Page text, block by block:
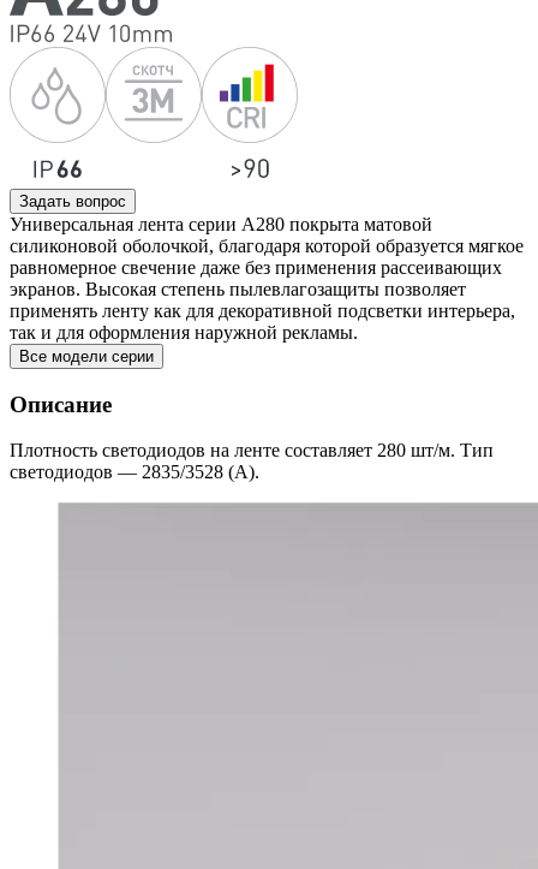
Задать вопрос
Универсальная лента серии А280 покрыта матовой
силиконовой оболочкой, благодаря которой образуется мягкое
равномерное свечение даже без применения рассеивающих
экранов. Высокая степень пылевлагозащиты позволяет
применять ленту как для декоративной подсветки интерьера,
так и для оформления наружной рекламы.
Все модели серии
Описание
Плотность светодиодов на ленте составляет 280 шт/м. Тип
светодиодов — 2835/3528 (А).